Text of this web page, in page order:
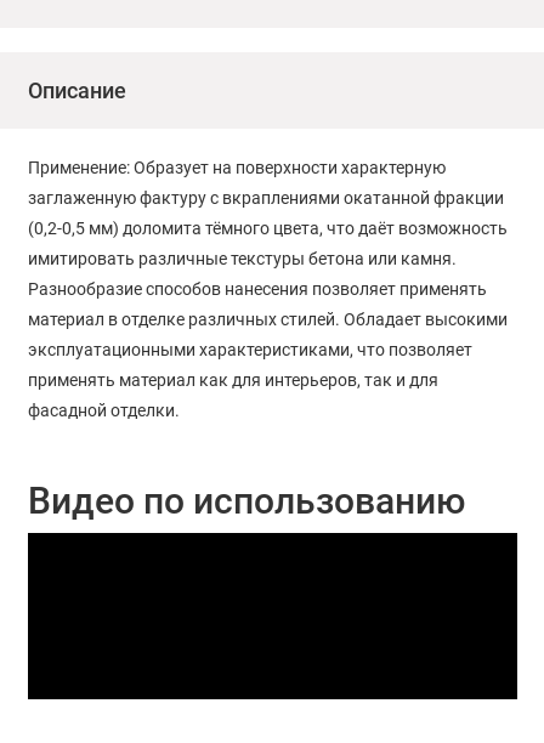
Описание
Применение: Образует на поверхности характерную
заглаженную фактуру с вкраплениями окатанной фракции
(0,2-0,5 мм) доломита тёмного цвета, что даёт возможность
имитировать различные текстуры бетона или камня.
Разнообразие способов нанесения позволяет применять
материал в отделке различных стилей. Обладает высокими
эксплуатационными характеристиками, что позволяет
применять материал как для интерьеров, так и для
фасадной отделки.
Видео по использованию